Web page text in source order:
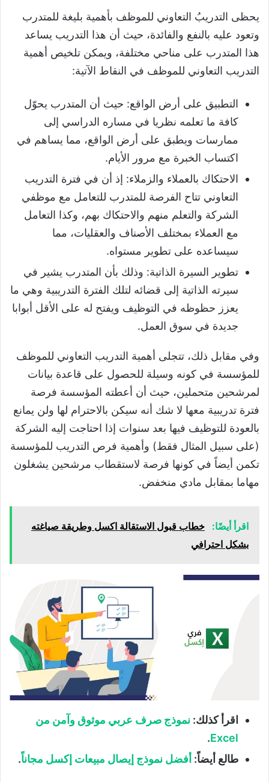
يحظى التدريبُ التعاوني للموظف بأهمية بليغة للمتدرب
وتعود عليه بالنفع والفائدة، حيث أن هذا التدريب يساعد
هذا المتدرب على مناحي مختلفة، ويمكن تلخيص أهمية
التدريب التعاوني للموظف في النقاط الآتية:
التطبيق على أرض الواقع: حيث أن المتدرب يحوّل
كافة ما تعلمه نظريا في مساره الدراسي إلى
ممارسات ويطبق على أرض الواقع، مما يساهم في
اكتساب الخبرة مع مرور الأيام.
الاحتكاك بالعملاء والزملاء: إذ أن في فترة التدريب
التعاوني تتاح الفرصة للمتدرب للتعامل مع موظفي
الشركة والتعلم منهم والاحتكاك بهم، وكذا التعامل
مع العملاء بمختلف الأصناف والعقليات، مما
سيساعده على تطوير مستواه.
تطوير السيرة الذاتية: وذلك بأن المتدرب يشير في
سيرته الذاتية إلى قضائه لتلك الفترة التدريبية وهي ما
يعزز حظوظه في التوظيف ويفتح له على الأقل أبوابا
جديدة في سوق العمل.
وفي مقابل ذلك، تتجلى أهمية التدريب التعاوني للموظف
للمؤسسة في كونه وسيلة للحصول على قاعدة بيانات
لمرشحين متحملين، حيث أن أعطته المؤسسة فرصة
فترة تدريبية معها لا شك أنه سيكن بالاحترام لها ولن يمانع
بالعودة للتوظيف فيها بعد سنوات إذا احتاجت إليه الشركة
(على سبيل المثال فقط) وأهمية فرص التدريب للمؤسسة
تكمن أيضاً في كونها فرصة لاستقطاب مرشحين يشغلون
مهاما بمقابل مادي منخفض.
اقرأ أيضًا:
خطاب قبول الاستقالة اكسل وطريقة صياغته
بشكل احترافي
اقرأ كذلك: نموذج صرف عربي موثوق وآمن من
Excel
.
طالع أيضاً: أفضل نموذج إيصال مبيعات إكسل مجاناً.